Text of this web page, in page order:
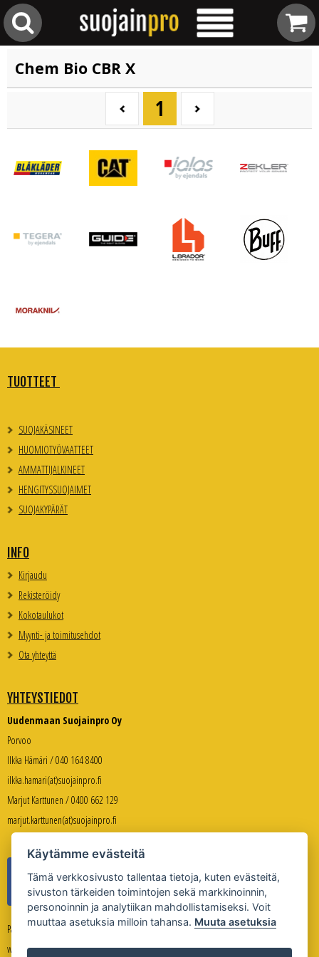
Chem Bio CBR X
1
TUOTTEET
SUOJAKÄSINEET
HUOMIOTYÖVAATTEET
AMMATTIJALKINEET
HENGITYSSUOJAIMET
SUOJAKYPÄRÄT
INFO
Kirjaudu
Rekisteröidy
Kokotaulukot
Myynti- ja toimitusehdot
Ota yhteyttä
YHTEYSTIEDOT
Uudenmaan Suojainpro Oy
Porvoo
Ilkka Hämäri / 040 164 8400
ilkka.hamari(at)suojainpro.fi
Marjut Karttunen / 0400 662 129
marjut.karttunen(at)suojainpro.fi
Palveleva verkkokauppa:
www.suojanpro.fi
Käytämme evästeitä
Tämä verkkosivusto tallentaa tietoja, kuten evästeitä,
sivuston tärkeiden toimintojen sekä markkinoinnin,
personoinnin ja analytiikan mahdollistamiseksi. Voit
muuttaa asetuksia milloin tahansa. Muuta asetuksia